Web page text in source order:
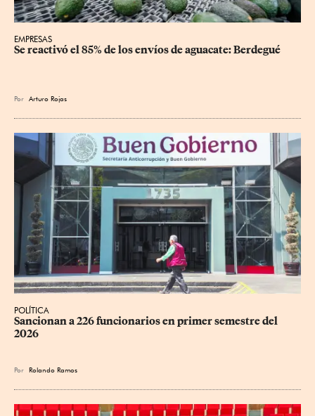
EMPRESAS
Se reactivó el 85% de los envíos de aguacate: Berdegué
Por Arturo Rojas
POLÍTICA
Sancionan a 226 funcionarios en primer semestre del
2026
Por Rolando Ramos